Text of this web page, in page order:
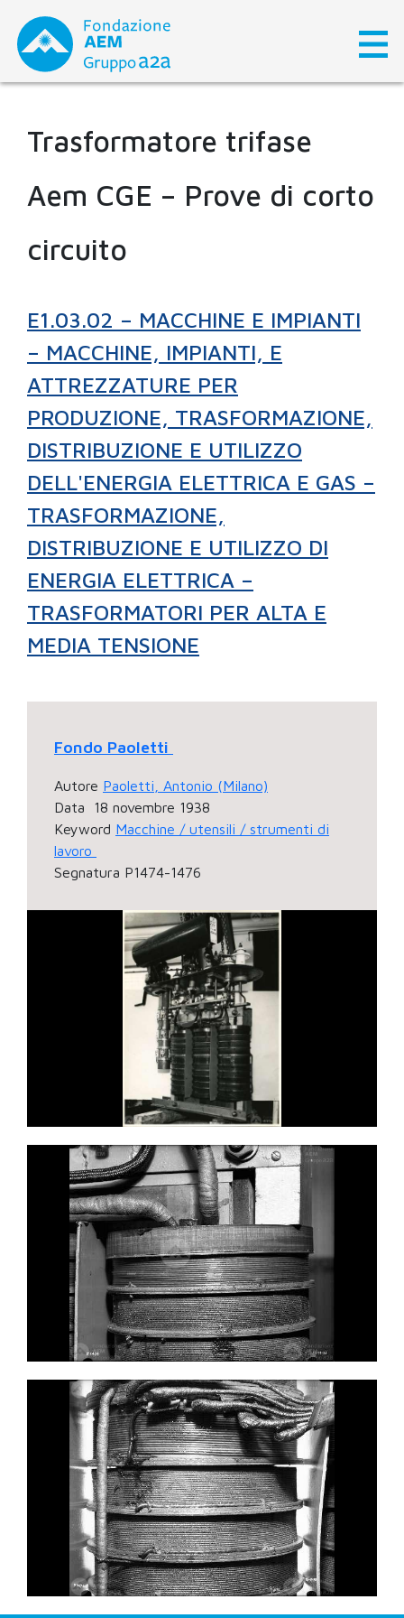
content
Trasformatore trifase
Aem CGE – Prove di corto
circuito
E1.03.02 – MACCHINE E IMPIANTI
– MACCHINE, IMPIANTI, E
ATTREZZATURE PER
PRODUZIONE, TRASFORMAZIONE,
DISTRIBUZIONE E UTILIZZO
DELL'ENERGIA ELETTRICA E GAS –
TRASFORMAZIONE,
DISTRIBUZIONE E UTILIZZO DI
ENERGIA ELETTRICA –
TRASFORMATORI PER ALTA E
MEDIA TENSIONE
Fondo Paoletti
Autore Paoletti, Antonio (Milano)
Data 18 novembre 1938
Keyword Macchine / utensili / strumenti di
lavoro
Segnatura P1474-1476